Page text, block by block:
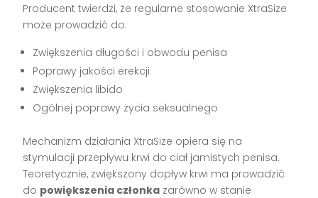
Producent twierdzi, że regularne stosowanie XtraSize
może prowadzić do:
Zwiększenia długości i obwodu penisa
Poprawy jakości erekcji
Zwiększenia libido
Ogólnej poprawy życia seksualnego
Mechanizm działania XtraSize opiera się na
stymulacji przepływu krwi do ciał jamistych penisa.
Teoretycznie, zwiększony dopływ krwi ma prowadzić
do powiększenia członka zarówno w stanie